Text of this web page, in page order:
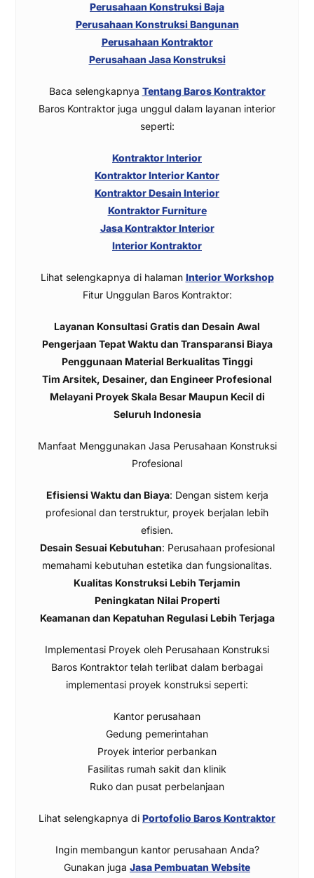
Perusahaan Konstruksi Baja
Perusahaan Konstruksi Bangunan
Perusahaan Kontraktor
Perusahaan Jasa Konstruksi
Baca selengkapnya Tentang Baros Kontraktor
Baros Kontraktor juga unggul dalam layanan interior
seperti:
Kontraktor Interior
Kontraktor Interior Kantor
Kontraktor Desain Interior
Kontraktor Furniture
Jasa Kontraktor Interior
Interior Kontraktor
Lihat selengkapnya di halaman Interior Workshop
Fitur Unggulan Baros Kontraktor:
Layanan Konsultasi Gratis dan Desain Awal
Pengerjaan Tepat Waktu dan Transparansi Biaya
Penggunaan Material Berkualitas Tinggi
Tim Arsitek, Desainer, dan Engineer Profesional
Melayani Proyek Skala Besar Maupun Kecil di
Seluruh Indonesia
Manfaat Menggunakan Jasa Perusahaan Konstruksi
Profesional
Efisiensi Waktu dan Biaya: Dengan sistem kerja
profesional dan terstruktur, proyek berjalan lebih
efisien.
Desain Sesuai Kebutuhan: Perusahaan profesional
memahami kebutuhan estetika dan fungsionalitas.
Kualitas Konstruksi Lebih Terjamin
Peningkatan Nilai Properti
Keamanan dan Kepatuhan Regulasi Lebih Terjaga
Implementasi Proyek oleh Perusahaan Konstruksi
Baros Kontraktor telah terlibat dalam berbagai
implementasi proyek konstruksi seperti:
Kantor perusahaan
Gedung pemerintahan
Proyek interior perbankan
Fasilitas rumah sakit dan klinik
Ruko dan pusat perbelanjaan
Lihat selengkapnya di Portofolio Baros Kontraktor
Ingin membangun kantor perusahaan Anda?
Gunakan juga Jasa Pembuatan Website